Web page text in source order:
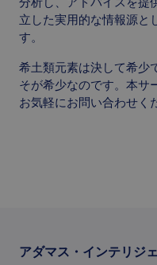
立した実用的な情報源と
す。
希土類元素は決して希少
そが希少なのです。本サ
お気軽にお問い合わせく
アダマス・インテリジ